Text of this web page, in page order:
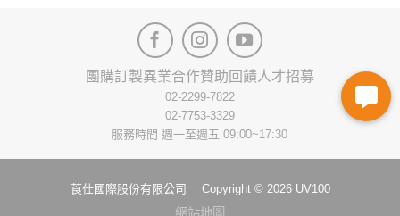
團購訂製異業合作贊助回饋人才招募
02-2299-7822
02-7753-3329
服務時間 週一至週五 09:00~17:30
莨仕國際股份有限公司 Copyright © 2026 UV100
網站地圖